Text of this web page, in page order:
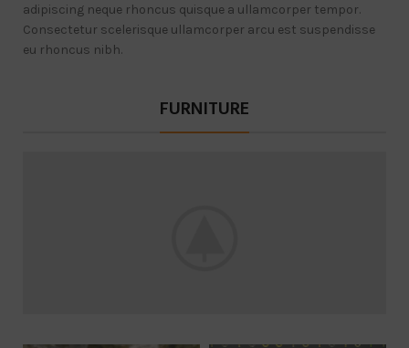
adipiscing neque rhoncus quisque a ullamcorper tempor.
Consectetur scelerisque ullamcorper arcu est suspendisse
eu rhoncus nibh.
FURNITURE